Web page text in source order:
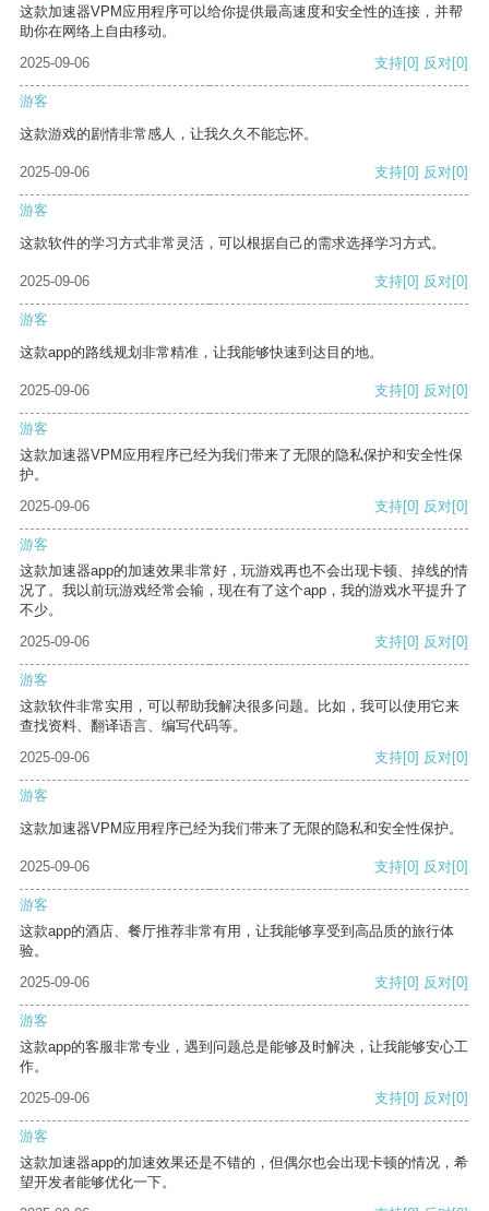
这款加速器VPM应用程序可以给你提供最高速度和安全性的连接，并帮
助你在网络上自由移动。
2025-09-06
支持[0] 反对[0]
游客
这款游戏的剧情非常感人，让我久久不能忘怀。
2025-09-06 支持[0] 反对[0]
游客
这款软件的学习方式非常灵活，可以根据自己的需求选择学习方式。
2025-09-06 支持[0] 反对[0]
游客
这款app的路线规划非常精准，让我能够快速到达目的地。
2025-09-06 支持[0] 反对[0]
游客
这款加速器VPM应用程序已经为我们带来了无限的隐私保护和安全性保
护。
2025-09-06
支持[0] 反对[0]
游客
这款加速器app的加速效果非常好，玩游戏再也不会出现卡顿、掉线的情
况了。我以前玩游戏经常会输，现在有了这个app，我的游戏水平提升了
不少。
2025-09-06
支持[0] 反对[0]
游客
这款软件非常实用，可以帮助我解决很多问题。比如，我可以使用它来
查找资料、翻译语言、编写代码等。
2025-09-06
支持[0] 反对[0]
游客
这款加速器VPM应用程序已经为我们带来了无限的隐私和安全性保护。
2025-09-06 支持[0] 反对[0]
游客
这款app的酒店、餐厅推荐非常有用，让我能够享受到高品质的旅行体
验。
2025-09-06
支持[0] 反对[0]
游客
这款app的客服非常专业，遇到问题总是能够及时解决，让我能够安心工
作。
2025-09-06
支持[0] 反对[0]
游客
这款加速器app的加速效果还是不错的，但偶尔也会出现卡顿的情况，希
望开发者能够优化一下。